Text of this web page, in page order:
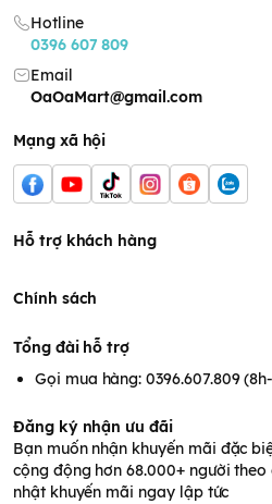
Hotline
0396 607 809
Email
OaOaMart@gmail.com
Mạng xã hội
Hỗ trợ khách hàng
Chính sách
Tổng đài hỗ trợ
Gọi mua hàng: 0396.607.809
Đăng ký nhận ưu đãi
Bạn muốn nhận khuyến mãi đặc
cộng động hơn 68.000+ người
nhật khuyến mãi ngay lập tức